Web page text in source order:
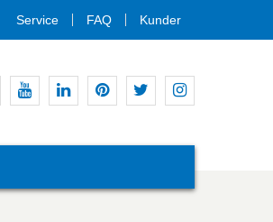
Service FAQ Kunder